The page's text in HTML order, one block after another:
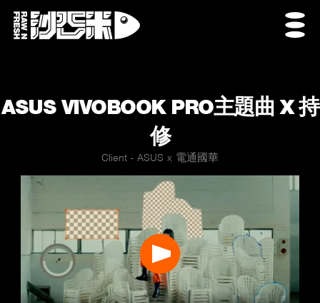
ASUS VIVOBOOK PRO主題曲 X 持
修
Client - ASUS x 電通國華
Play